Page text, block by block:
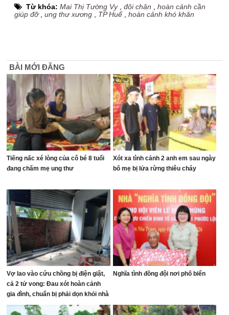
Từ khóa:Mai Thị Tường Vy,đôi chân ,hoàn cảnh cần
giúp đỡ,ung thư xương TP Huế,hoàn cảnh khó khăn
BÀI MỚI ĐĂNG
Tiếng nấc xé lòng của cô bé 8 tuổi
đang chăm mẹ ung thư
Xót xa tình cảnh 2 anh em sau ngày
bố mẹ bị lửa rừng thiêu cháy
Vợ lao vào cứu chồng bị điện giật,
cả 2 tử vong: Đau xót hoàn cảnh
gia đình, chuẩn bị phải dọn khỏi nhà
Nghĩa tình đồng đội nơi phố biển